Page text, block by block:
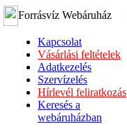
Forrásvíz Webáruház
Kapcsolat
Vásárlási feltételek
Adatkezelés
Szervízelés
Hírlevél feliratkozás
Keresés a
webáruházban